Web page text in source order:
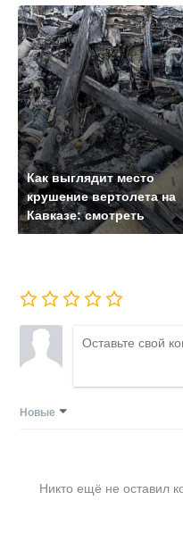
Как выглядит место
крушение вертолета на
Кавказе: смотреть
Новые
Никто ещё не оставил